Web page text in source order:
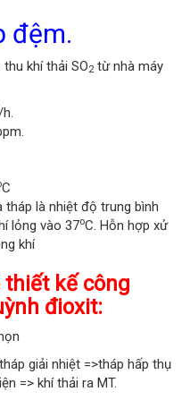
đệm.
thu khí thải SO2 từ nhà máy
/h.
C
tháp là nhiệt độ trung bình
lỏng vào 37oC. Hỗn hợp xử
khí
thiết kế công
đioxit:
giải nhiệt =>tháp hấp thụ
=> khí thải ra MT.